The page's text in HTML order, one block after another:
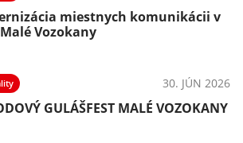
miestnych komunikácii v
Vozokany
30. JÚN 2026
GULÁŠFEST MALÉ VOZOKANY